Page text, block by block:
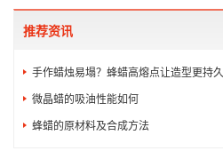
推荐资讯
手作蜡烛易塌？蜂蜡高熔点让造型更持久
微晶蜡的吸油性能如何
蜂蜡的原材料及合成方法